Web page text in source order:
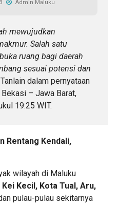
Admin Maluku
mewujudkan
Salah satu
ruang bagi daerah
sesuai potensi dan
Tanlain dalam pernyataan
– Jawa Barat,
19:25 WIT.
Rentang Kendali,
wilayah di Maluku
Kei Kecil, Kota Tual, Aru,
pulau-pulau sekitarnya